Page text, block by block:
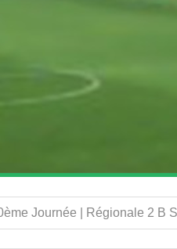
Journée | Régionale 2 B